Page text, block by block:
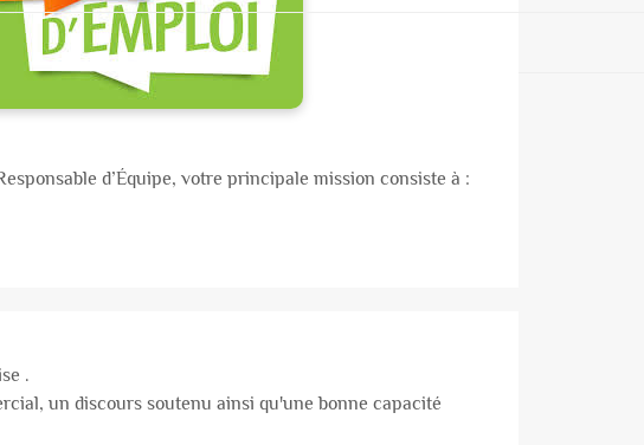
d’Équipe, votre principale mission consiste à :
.
un discours soutenu ainsi qu'une bonne capacité